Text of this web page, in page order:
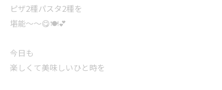
ピザ2種パスタ2種を
堪能〜〜😋🍽️💕
今日も
楽しくて美味しいひと時を